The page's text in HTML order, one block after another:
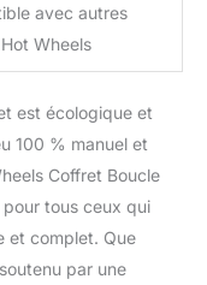
avec autres
Wheels
est écologique et
100 % manuel et
Coffret Boucle
pour tous ceux qui
et complet. Que
par une